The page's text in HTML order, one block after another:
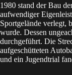
1980 stand der Bau
aufwendiger
Sportgelände verlegt,
wurde. Dessen
durchgeführt. Die
aufgeschütteten
und ein Jugendtrial